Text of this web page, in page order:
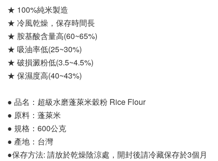
★ 100%純米製造
★ 冷風乾燥，保存時間長
★ 胺基酸含量高(60~65%)
★ 吸油率低(25~30%)
★ 破損澱粉低(3.5~4.5%)
★ 保濕度高(40~43%)
● 品名：超級水磨蓬萊米穀粉 Rice Flour
● 原料：蓬萊米
● 規格：600公克
● 產地：台灣
●保存方法: 請放於乾燥陰涼處，開封後請冷藏保存於3個月